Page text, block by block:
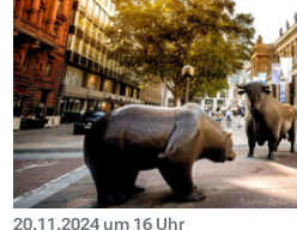
20.11.2024 um 16 Uhr